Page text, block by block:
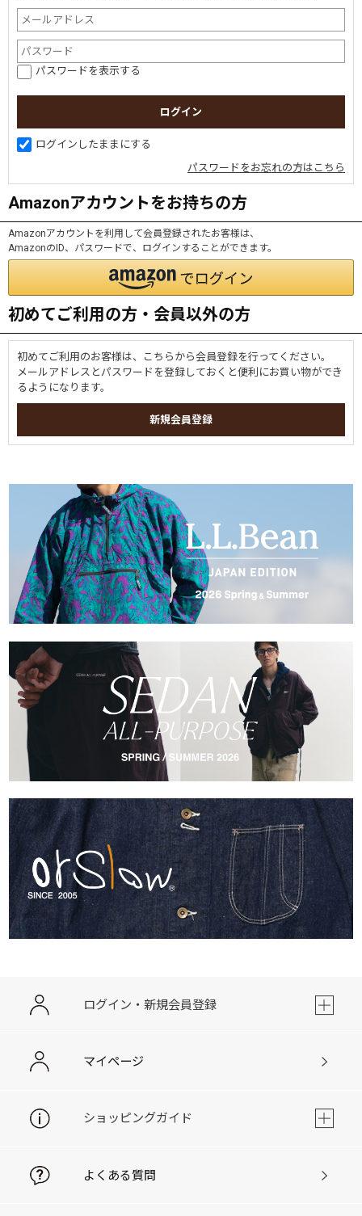
パスワードを表示する
ログインしたままにする
パスワードをお忘れの方はこちら
Amazonアカウントをお持ちの方
Amazonアカウントを利用して会員登録されたお客様は、
AmazonのID、パスワードで、ログインすることができます。
初めてご利用の方・会員以外の方
初めてご利用のお客様は、こちらから会員登録を行ってください。
メールアドレスとパスワードを登録しておくと便利にお買い物ができ
るようになります。
ログイン・新規会員登録
マイページ
ショッピングガイド
よくある質問